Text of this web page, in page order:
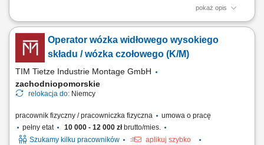
pokaż opis
Realizacja pomiarów detali i narzędzi przy wykorzystaniu
nowoczesnych systemów metrologicznych. Programowanie i obsługa
maszyn współrzędnościowych oraz analiza uzyskanych wyników.
Przygotowywanie raportów jakościowych i dokumentacji kontrolnej.
Współpraca z działami produkcyjnymi w...
Operator wózka widłowego wysokiego
składu / wózka czołowego (K/M)
TIM Tietze Industrie Montage GmbH
zachodniopomorskie
relokacja do: Niemcy
pracownik fizyczny / pracowniczka fizyczna
umowa o pracę
pełny etat
10 000 - 12 000 złbrutto/mies.
Szukamy kilku pracowników
aplikuj szybko